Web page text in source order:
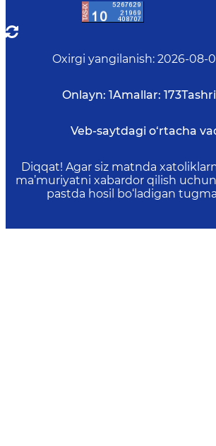
Oxirgi yangilanish: 2026-08-
Onlayn: 1Amallar: 173
Veb-saytdagi o‘rtacha
Diqqat! Agar siz matnda
ma’muriyatni xabardor qilish
pastda hosil bo‘ladigan